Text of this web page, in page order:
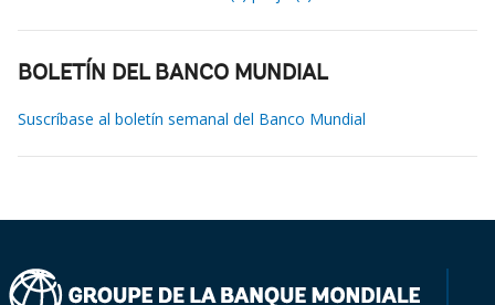
BOLETÍN DEL BANCO MUNDIAL
Suscríbase al boletín semanal del Banco Mundial